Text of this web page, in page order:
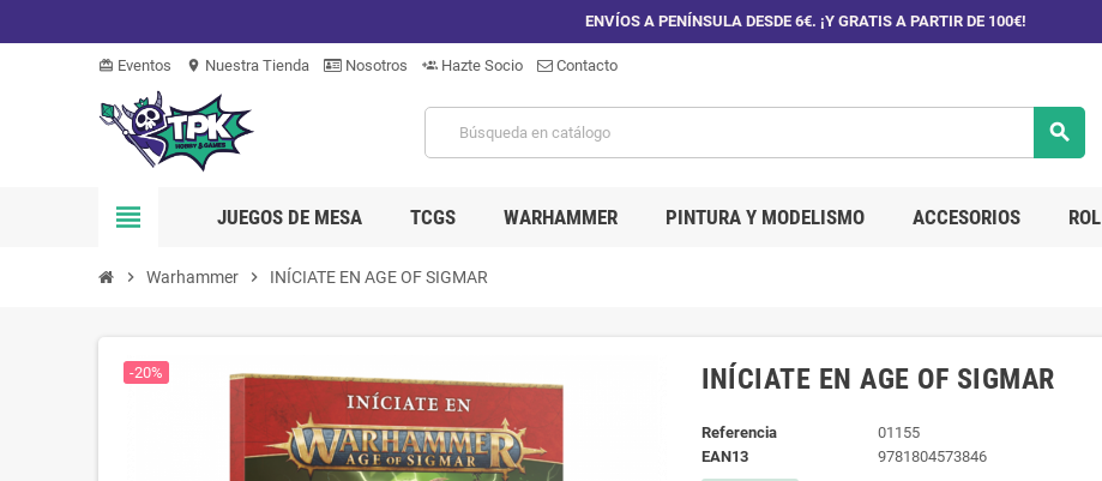
ENVÍOS A PENÍNSULA DESDE 6€. ¡Y GRATIS A PARTIR DE 100€!
card_giftcard Eventos location_on Nuestra Tienda Nosotros group_add Hazte Socio Contacto
search
view_headline JUEGOS DE MESA TCGS WARHAMMER PINTURA Y MODELISMO ACCESORIOS ROL
chevron_right Warhammer chevron_right INÍCIATE EN AGE OF SIGMAR
-20% INÍCIATE EN AGE OF SIGMAR
Referencia
01155
EAN13
9781804573846